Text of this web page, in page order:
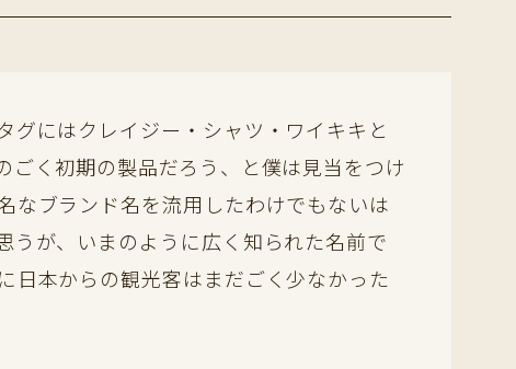
にはクレイジー・シャツ・ワイキキと
く初期の製品だろう、と僕は見当をつけ
なブランド名を流用したわけでもないは
うが、いまのように広く知られた名前で
日本からの観光客はまだごく少なかった